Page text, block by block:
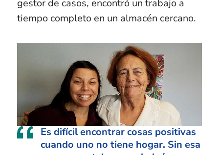
gestor de casos, encontró un trabajo a
tiempo completo en un almacén cercano.
Es difícil encontrar cosas positivas
cuando uno no tiene hogar. Sin esa